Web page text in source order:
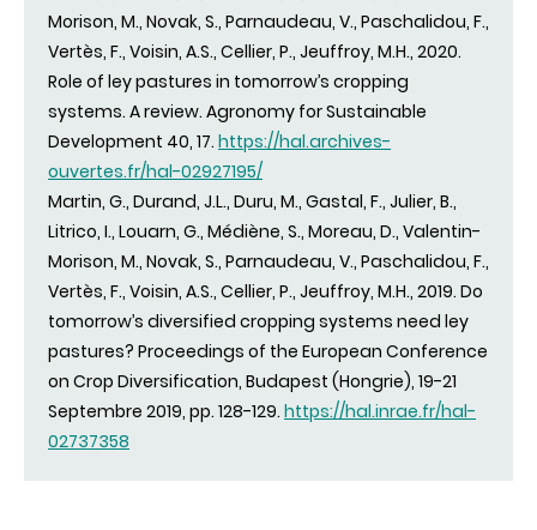
Morison, M., Novak, S., Parnaudeau, V., Paschalidou, F.,
Vertès, F., Voisin, A.S., Cellier, P., Jeuffroy, M.H., 2020.
Role of ley pastures in tomorrow’s cropping
systems. A review. Agronomy for Sustainable
Development 40, 17. https://hal.archives-
ouvertes.fr/hal-02927195/
Martin, G., Durand, J.L., Duru, M., Gastal, F., Julier, B.,
Litrico, I., Louarn, G., Médiène, S., Moreau, D., Valentin-
Morison, M., Novak, S., Parnaudeau, V., Paschalidou, F.,
Vertès, F., Voisin, A.S., Cellier, P., Jeuffroy, M.H., 2019. Do
tomorrow’s diversified cropping systems need ley
pastures? Proceedings of the European Conference
on Crop Diversification, Budapest (Hongrie), 19-21
Septembre 2019, pp. 128-129. https://hal.inrae.fr/hal-
02737358